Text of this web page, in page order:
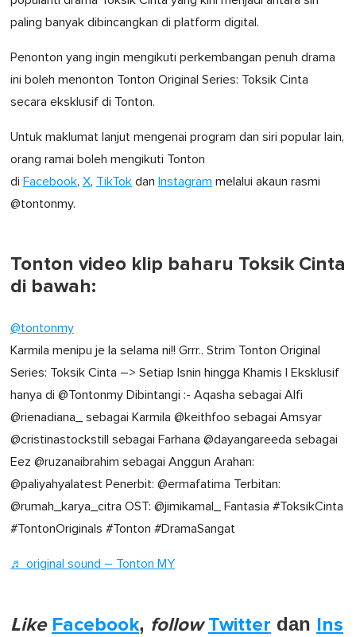
paling banyak dibincangkan di platform digital.
Penonton yang ingin mengikuti perkembangan penuh drama
ini boleh menonton Tonton Original Series: Toksik Cinta
secara eksklusif di Tonton.
Untuk maklumat lanjut mengenai program dan siri popular lain,
orang ramai boleh mengikuti Tonton
di Facebook, X, TikTok dan Instagram melalui akaun rasmi
@tontonmy.
Tonton video klip baharu Toksik Cinta
di bawah:
@tontonmy
Karmila menipu je la selama ni!! Grrr.. Strim Tonton Original
Series: Toksik Cinta –> Setiap Isnin hingga Khamis | Eksklusif
hanya di @Tontonmy Dibintangi :- Aqasha sebagai Alfi
@rienadiana_ sebagai Karmila @keithfoo sebagai Amsyar
@cristinastockstill sebagai Farhana @dayangareeda sebagai
Eez @ruzanaibrahim sebagai Anggun Arahan:
@paliyahyalatest Penerbit: @ermafatima Terbitan:
@rumah_karya_citra OST: @jimikamal_ Fantasia #ToksikCinta
#TontonOriginals #Tonton #DramaSangat
♬ original sound – Tonton MY
Like Facebook, follow Twitter dan Ins